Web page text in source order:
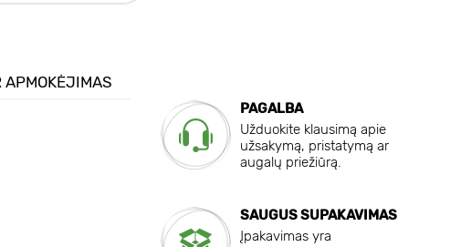
APMOKĖJIMAS
PAGALBA
Užduokite klausimą apie
užsakymą, pristatymą ar
augalų priežiūrą.
SAUGUS SUPAKAVIMAS
Įpakavimas yra